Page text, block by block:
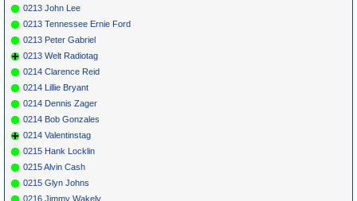
0213 John Lee
0213 Tennessee Ernie Ford
0213 Peter Gabriel
0213 Welt Radiotag
0214 Clarence Reid
0214 Lillie Bryant
0214 Dennis Zager
0214 Bob Gonzales
0214 Valentinstag
0215 Hank Locklin
0215 Alvin Cash
0215 Glyn Johns
0216 Jimmy Wakely